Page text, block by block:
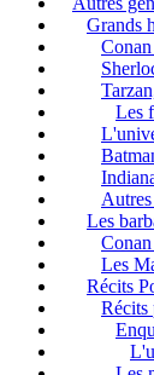
Grands
Les
Les
Les
Récits
Récits